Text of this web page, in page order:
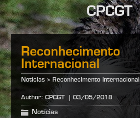
CPCGT
Reconhecimento
Internacional
Notícias> Reconhecimento Internacional
Author: CPCGT 03/05/2018
Notícias